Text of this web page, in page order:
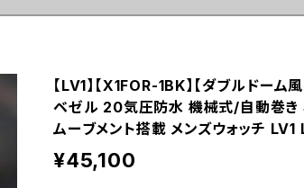
【LV1】【X1FOR-1BK】【ダブルドーム
ベゼル 20気圧防水 機械式/自動巻
ムーブメント搭載 メンズウォッチ
¥45,100